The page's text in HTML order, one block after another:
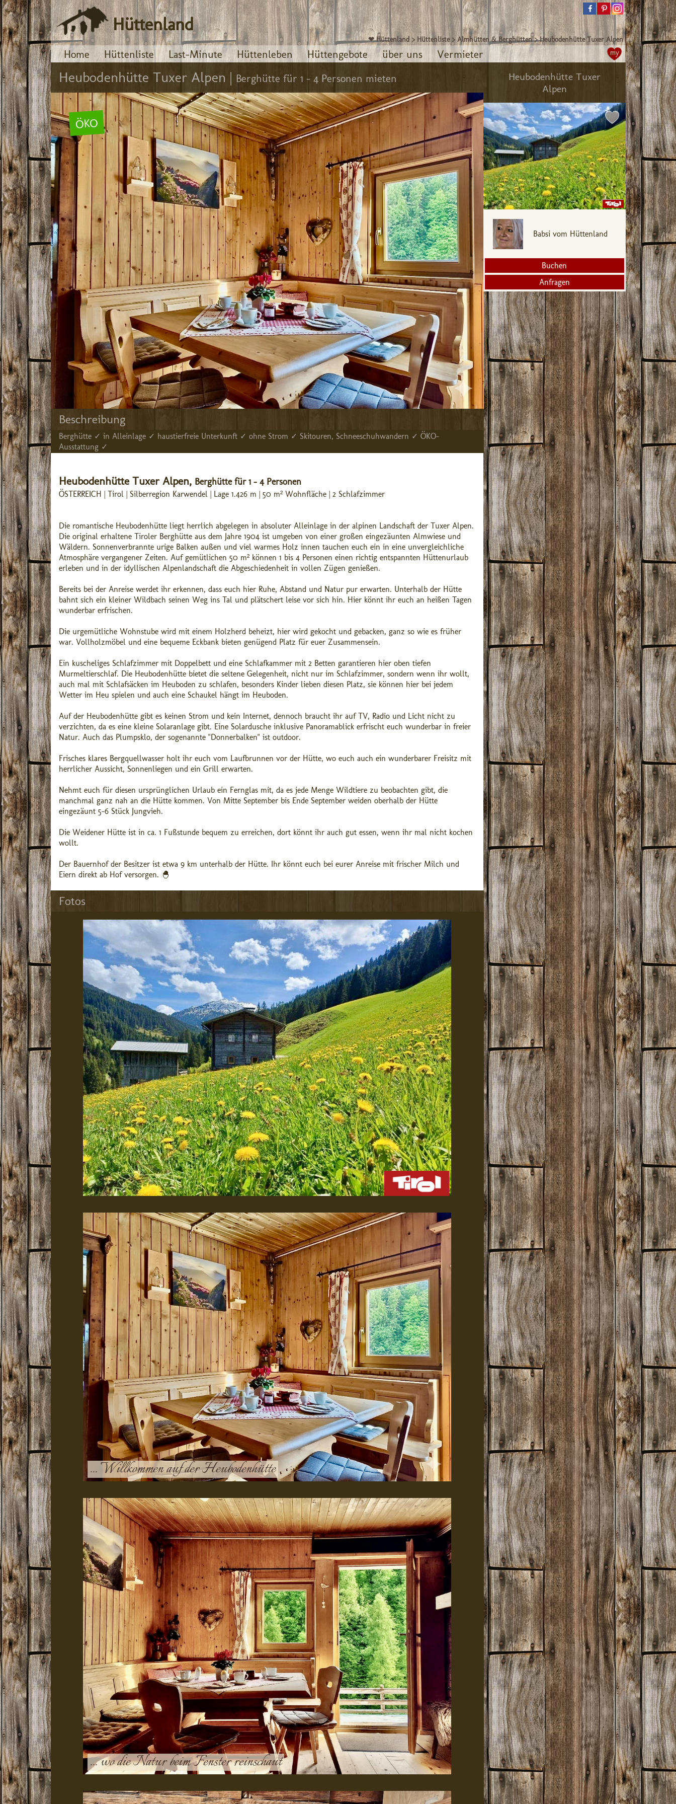
❤ Hüttenland >Hüttenliste >Almhütten & Berghütten >Heubodenhütte Tuxer Alpen
Hüttenland
Home Hüttenliste Last-Minute Hüttenleben Hüttengebote über uns Vermieter my
Heubodenhütte Tuxer Alpen | Berghütte für 1 - 4 Personen mieten
ÖKO
Beschreibung
Berghütte ✓ in Alleinlage ✓ haustierfreie Unterkunft ✓ ohne Strom ✓ Skitouren, Schneeschuhwandern ✓ ÖKO-
Ausstattung ✓
Heubodenhütte Tuxer Alpen, Berghütte für 1 - 4 Personen
ÖSTERREICH | Tirol | Silberregion Karwendel | Lage 1.426 m | 50 m² Wohnfläche | 2 Schlafzimmer
Die romantische Heubodenhütte liegt herrlich abgelegen in absoluter Alleinlage in der alpinen Landschaft der Tuxer Alpen.
Die original erhaltene Tiroler Berghütte aus dem Jahre 1904 ist umgeben von einer großen eingezäunten Almwiese und
Wäldern. Sonnenverbrannte urige Balken außen und viel warmes Holz innen tauchen euch ein in eine unvergleichliche
Atmosphäre vergangener Zeiten. Auf gemütlichen 50 m² können 1 bis 4 Personen einen richtig entspannten Hüttenurlaub
erleben und in der idyllischen Alpenlandschaft die Abgeschiedenheit in vollen Zügen genießen.
Bereits bei der Anreise werdet ihr erkennen, dass euch hier Ruhe, Abstand und Natur pur erwarten. Unterhalb der Hütte
bahnt sich ein kleiner Wildbach seinen Weg ins Tal und plätschert leise vor sich hin. Hier könnt ihr euch an heißen Tagen
wunderbar erfrischen.
Die urgemütliche Wohnstube wird mit einem Holzherd beheizt, hier wird gekocht und gebacken, ganz so wie es früher
war. Vollholzmöbel und eine bequeme Eckbank bieten genügend Platz für euer Zusammensein.
Ein kuscheliges Schlafzimmer mit Doppelbett und eine Schlafkammer mit 2 Betten garantieren hier oben tiefen
Murmeltierschlaf. Die Heubodenhütte bietet die seltene Gelegenheit, nicht nur im Schlafzimmer, sondern wenn ihr wollt,
auch mal mit Schlafsäcken im Heuboden zu schlafen, besonders Kinder lieben diesen Platz, sie können hier bei jedem
Wetter im Heu spielen und auch eine Schaukel hängt im Heuboden.
Auf der Heubodenhütte gibt es keinen Strom und kein Internet, dennoch braucht ihr auf TV, Radio und Licht nicht zu
verzichten, da es eine kleine Solaranlage gibt. Eine Solardusche inklusive Panoramablick erfrischt euch wunderbar in freier
Natur. Auch das Plumpsklo, der sogenannte "Donnerbalken" ist outdoor.
Frisches klares Bergquellwasser holt ihr euch vom Laufbrunnen vor der Hütte, wo euch auch ein wunderbarer Freisitz mit
herrlicher Aussicht, Sonnenliegen und ein Grill erwarten.
Nehmt euch für diesen ursprünglichen Urlaub ein Fernglas mit, da es jede Menge Wildtiere zu beobachten gibt, die
manchmal ganz nah an die Hütte kommen. Von Mitte September bis Ende September weiden oberhalb der Hütte
eingezäunt 5-6 Stück Jungvieh.
Die Weidener Hütte ist in ca. 1 Fußstunde bequem zu erreichen, dort könnt ihr auch gut essen, wenn ihr mal nicht kochen
wollt.
Der Bauernhof der Besitzer ist etwa 9 km unterhalb der Hütte. Ihr könnt euch bei eurer Anreise mit frischer Milch und
Eiern direkt ab Hof versorgen. 🐣
Fotos
... Willkommen auf der Heubodenhütte
... wo die Natur beim Fenster reinschaut
Heubodenhütte Tuxer
Alpen
Babsi vom Hüttenland
Buchen
Anfragen